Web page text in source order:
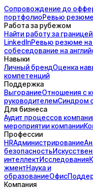
Сопровождение до
портфолиоРевью резюме
Работа за рубежом
Найти работу за границей
LinkedInРевью резюме на
собеседование на
Навыки
Личный брендОценка
компетенций
Поддержка
ВыгораниеОтношения с
руководителемСиндром
Для бизнеса
Аудит процессов
мероприятии компании
Профессии
HRАдминистрирование
безопасность
интеллектИсследования
жментНаука и
образованиеОфис
Компания